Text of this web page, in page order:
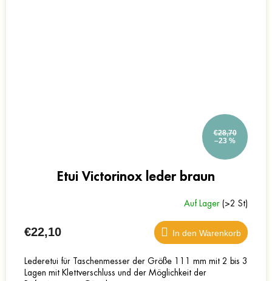
€28,70
–23 %
Etui Victorinox leder braun
Auf Lager (>2 St)
€22,10 In den Warenkorb
Lederetui für Taschenmesser der Größe 111 mm mit 2 bis 3
Lagen mit Klettverschluss und der Möglichkeit der